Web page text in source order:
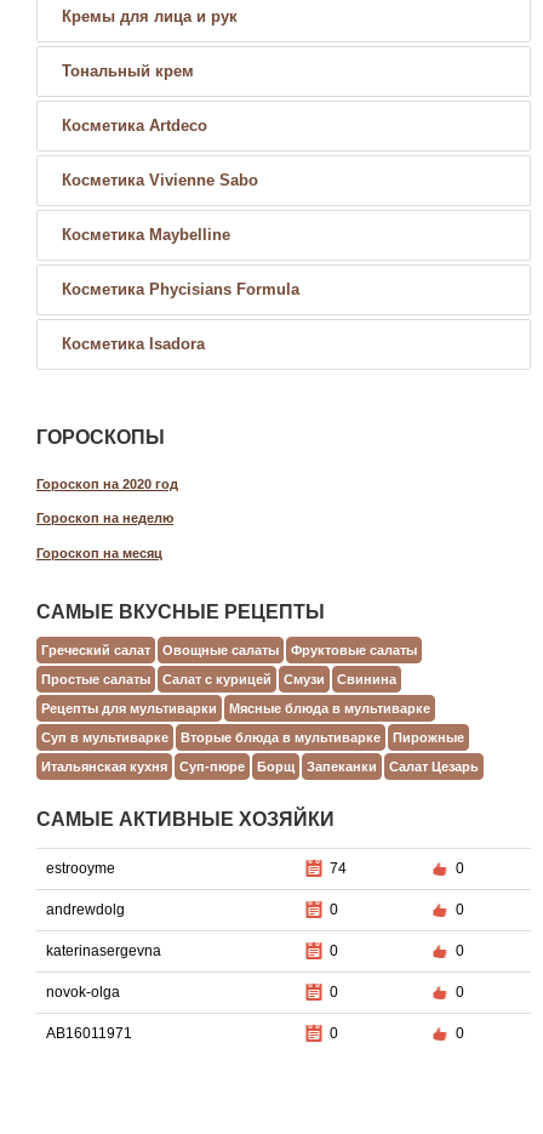
Кремы для лица и рук
Тональный крем
Косметика Artdeco
Косметика Vivienne Sabo
Косметика Maybelline
Косметика Phycisians Formula
Косметика Isadora
ГОРОСКОПЫ
Гороскоп на 2020 год
Гороскоп на неделю
Гороскоп на месяц
САМЫЕ ВКУСНЫЕ РЕЦЕПТЫ
Греческий салат Овощные салаты
Фруктовые салаты
Простые салаты
Салат с курицей Смузи
Свинина
Рецепты для мультиварки
Мясные блюда в мультиварке
Суп в мультиварке
Вторые блюда в мультиварке
Пирожные
Итальянская кухня
Суп-пюре Борщ Запеканки Салат Цезарь
САМЫЕ АКТИВНЫЕ ХОЗЯЙКИ
estrooyme 74 0
andrewdolg 0 0
katerinasergevna 0 0
novok-olga 0 0
AB16011971 0 0